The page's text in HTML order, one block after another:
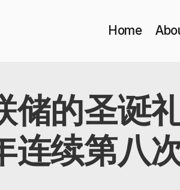
Home
储的圣诞
连续第八